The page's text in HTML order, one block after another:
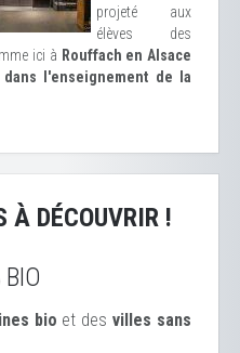
projeté aux
élèves des
ici à Rouffach en Alsace
l'enseignement de la
À DÉCOUVRIR !
bio et desvilles sans